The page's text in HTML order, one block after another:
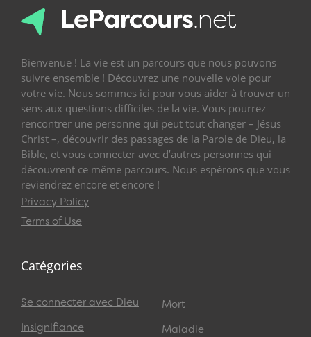
Bienvenue ! La vie est un parcours que nous pouvons
suivre ensemble ! Découvrez une nouvelle voie pour
votre vie. Nous sommes ici pour vous aider à trouver un
sens aux questions difficiles de la vie. Vous pourrez
rencontrer une personne qui peut tout changer – Jésus
Christ –, découvrir des passages de la Parole de Dieu, la
Bible, et vous connecter avec d’autres personnes qui
découvrent ce même parcours. Nous espérons que vous
reviendrez encore et encore !
Privacy Policy
Terms of Use
Catégories
Se connecter avec Dieu
Insignifiance
Mort
Maladie